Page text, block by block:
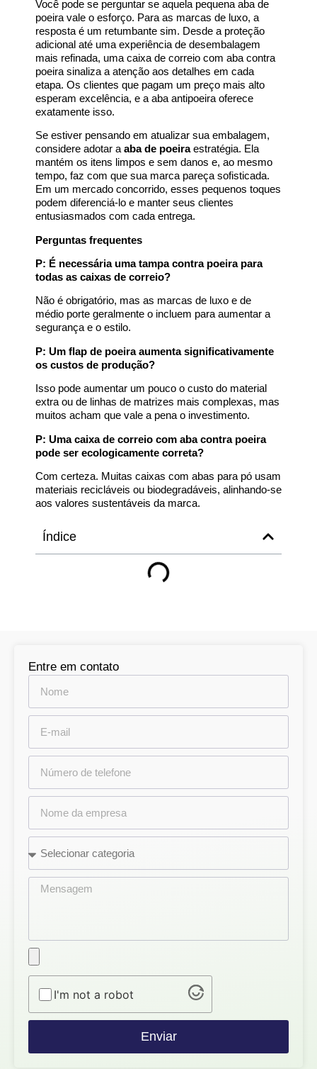
Índice
Você pode se perguntar se aquela pequena aba de
poeira vale o esforço. Para as marcas de luxo, a
resposta é um retumbante sim. Desde a proteção
adicional até uma experiência de desembalagem
mais refinada, uma caixa de correio com aba contra
poeira sinaliza a atenção aos detalhes em cada
etapa. Os clientes que pagam um preço mais alto
esperam excelência, e a aba antipoeira oferece
exatamente isso.
Se estiver pensando em atualizar sua embalagem,
considere adotar a aba de poeiraestratégia. Ela
mantém os itens limpos e sem danos e, ao mesmo
tempo, faz com que sua marca pareça sofisticada.
Em um mercado concorrido, esses pequenos toques
podem diferenciá-lo e manter seus clientes
entusiasmados com cada entrega.
Perguntas frequentes
P: É necessária uma tampa contra poeira para
todas as caixas de correio?
Não é obrigatório, mas as marcas de luxo e de
médio porte geralmente o incluem para aumentar a
segurança e o estilo.
P: Um flap de poeira aumenta significativamente
os custos de produção?
Isso pode aumentar um pouco o custo do material
extra ou de linhas de matrizes mais complexas, mas
muitos acham que vale a pena o investimento.
P: Uma caixa de correio com aba contra poeira
pode ser ecologicamente correta?
Com certeza. Muitas caixas com abas para pó usam
materiais recicláveis ou biodegradáveis, alinhando-se
aos valores sustentáveis da marca.
Entre em contato
I'm not a robot
Enviar